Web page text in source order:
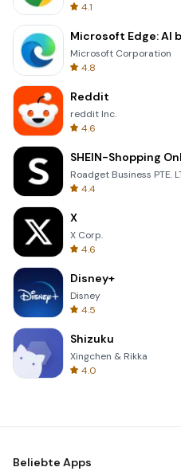
4.1
Microsoft Edge: AI
Microsoft Corporation
4.8
Reddit
reddit Inc.
4.6
SHEIN-Shopping
Roadget Business PTE.
4.4
X
X Corp.
4.6
Disney+
Disney
4.5
Shizuku
Xingchen & Rikka
4.0
Beliebte Apps